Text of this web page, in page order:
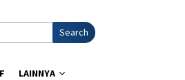
Search
LAINNYA